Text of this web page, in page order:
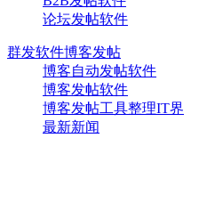
论坛发帖软件
群发软件博客发帖
博客自动发帖软件
博客发帖软件
博客发帖工具整理IT界
最新新闻